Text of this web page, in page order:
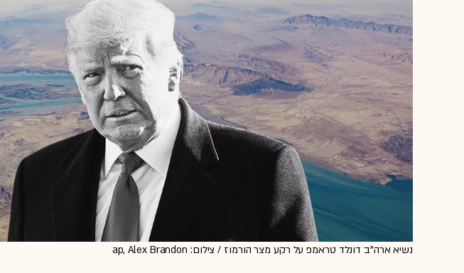
נשיא ארה''ב דונלד טראמפ על רקע מצר הורמוז / צילום: ap, Alex Brandon